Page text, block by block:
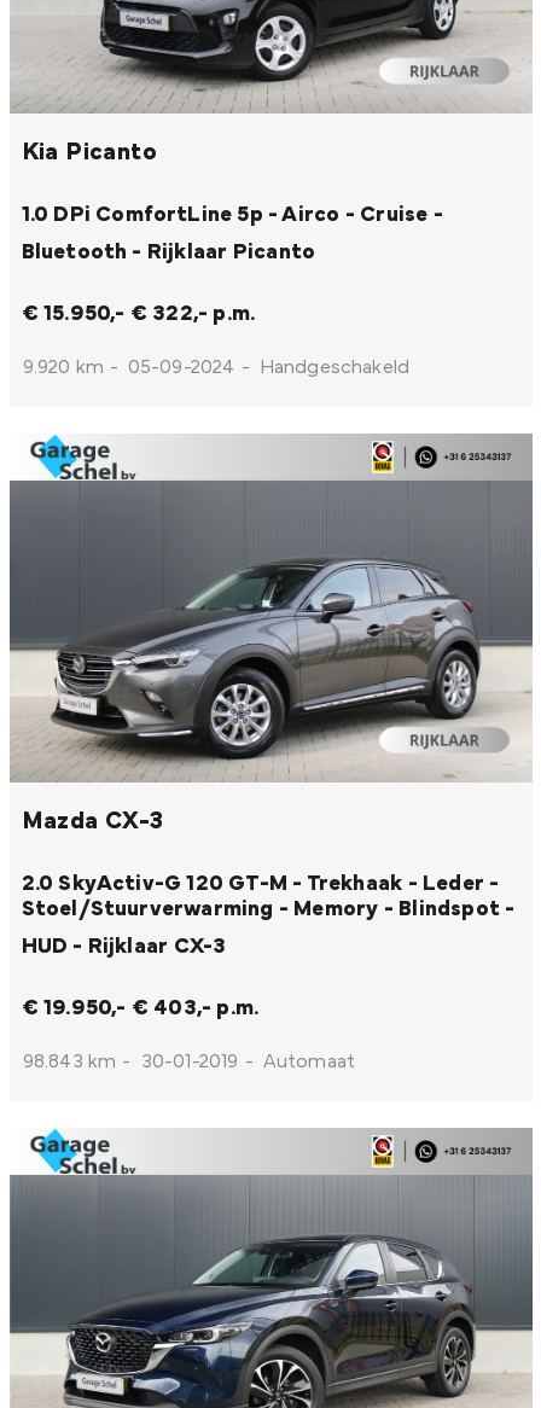
Kia Picanto
1.0 DPi ComfortLine 5p - Airco - Cruise -
Bluetooth - Rijklaar Picanto
€ 15.950,- € 322,- p.m.
9.920 km - 05-09-2024 - Handgeschakeld
Mazda CX-3
2.0 SkyActiv-G 120 GT-M - Trekhaak - Leder -
Stoel/Stuurverwarming - Memory - Blindspot -
HUD - Rijklaar CX-3
€ 19.950,- € 403,- p.m.
98.843 km - 30-01-2019 - Automaat